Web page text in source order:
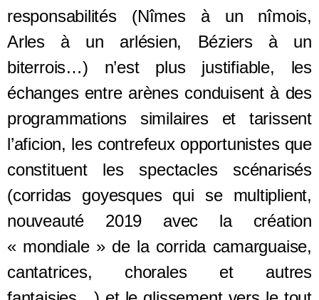
responsabilités (Nîmes à un nîmois,
Arles à un arlésien, Béziers à un
biterrois…) n’est plus justifiable, les
échanges entre arènes conduisent à des
programmations similaires et tarissent
l’aficion, les contrefeux opportunistes que
constituent les spectacles scénarisés
(corridas goyesques qui se multiplient,
nouveauté 2019 avec la création
« mondiale » de la corrida camarguaise,
cantatrices, chorales et autres